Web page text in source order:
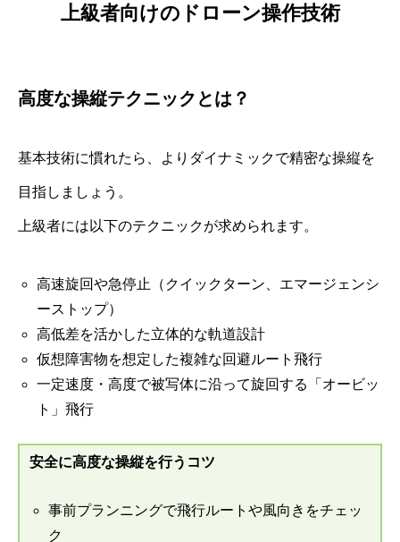
上級者向けのドローン操作技術
高度な操縦テクニックとは？
基本技術に慣れたら、よりダイナミックで精密な操縦を
目指しましょう。
上級者には以下のテクニックが求められます。
高速旋回や急停止（クイックターン、エマージェンシ
ーストップ）
高低差を活かした立体的な軌道設計
仮想障害物を想定した複雑な回避ルート飛行
一定速度・高度で被写体に沿って旋回する「オービッ
ト」飛行
安全に高度な操縦を行うコツ
事前プランニングで飛行ルートや風向きをチェッ
ク